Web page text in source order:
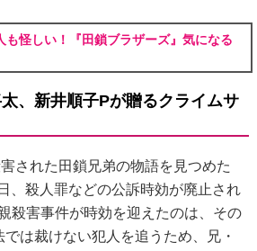
も怪しい！『田鎖ブラザーズ』気になる
、新井順子Pが贈るクライムサ
された田鎖兄弟の物語を見つめた
、殺人罪などの公訴時効が廃止され
殺害事件が時効を迎えたのは、その
は裁けない犯人を追うため、兄・